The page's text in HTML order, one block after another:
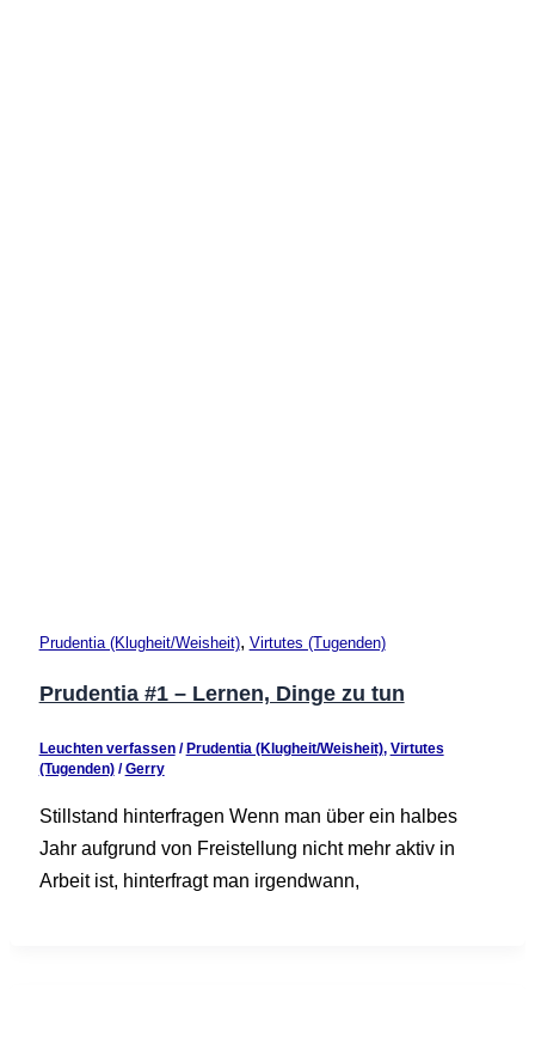
Prudentia (Klugheit/Weisheit), Virtutes (Tugenden)
Prudentia #1 – Lernen, Dinge zu tun
Leuchten verfassen / Prudentia (Klugheit/Weisheit), Virtutes
(Tugenden)/Gerry
Stillstand hinterfragen Wenn man über ein halbes
Jahr aufgrund von Freistellung nicht mehr aktiv in
Arbeit ist, hinterfragt man irgendwann,